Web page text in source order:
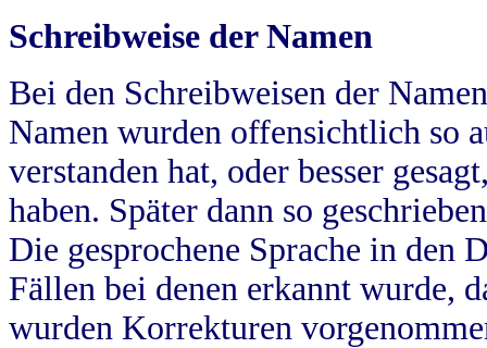
Schreibweise der Namen
Bei den Schreibweisen der
Namen wurden offensichtlich so
verstanden hat, oder besser
haben. Später dann so
Die gesprochene Sprache in
Fällen bei denen erkannt wurde,
wurden Korrekturen